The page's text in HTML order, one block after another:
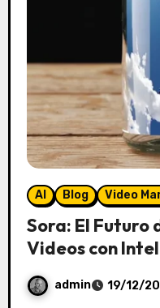
AI Blog Video
Sora: El Futuro
Videos con
admin 19/12/